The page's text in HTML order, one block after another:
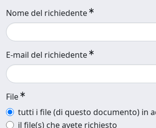
Nome del richiedente
E-mail del richiedente
File
tutti i file (di questo documento) in
il file(s) che avete richiesto